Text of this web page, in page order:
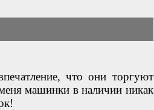
что они торгуют
машинки в наличии никак